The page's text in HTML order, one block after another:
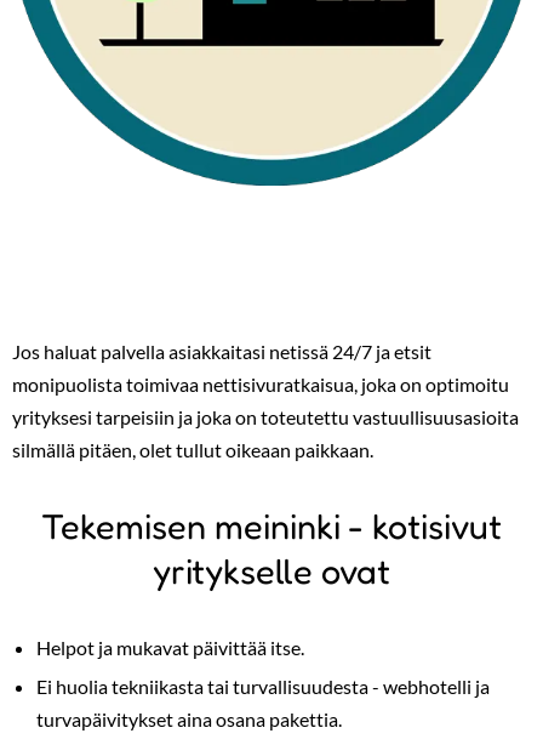
Jos haluat palvella asiakkaitasi netissä 24/7 ja etsit
monipuolista toimivaa nettisivuratkaisua, joka on optimoitu
yrityksesi tarpeisiin ja joka on toteutettu vastuullisuusasioita
silmällä pitäen, olet tullut oikeaan paikkaan.
Tekemisen meininki - kotisivut
yritykselle ovat
Helpot ja mukavat päivittää itse.
Ei huolia tekniikasta tai turvallisuudesta - webhotelli ja
turvapäivitykset aina osana pakettia.